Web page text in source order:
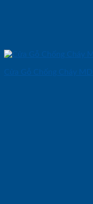
Cửa Gỗ Chống Cháy